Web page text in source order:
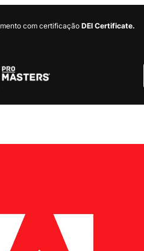
com certificação DEI Certificate.